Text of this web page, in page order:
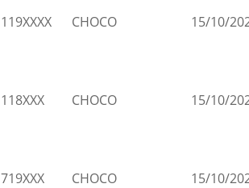
119XXXX CHOCO 15/10/
118XXX CHOCO 15/10/
719XXX CHOCO 15/10/